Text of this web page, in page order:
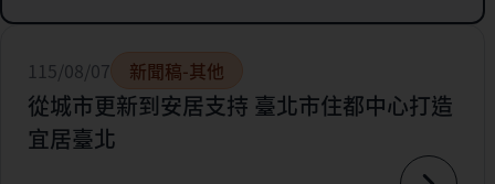
115/08/07 新聞稿-其他
從城市更新到安居支持 臺北市住都中心打造
宜居臺北